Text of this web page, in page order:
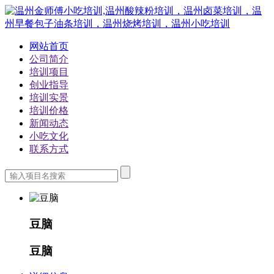
网站首页
公司简介
培训项目
创业指导
培训实景
培训价格
新闻动态
小吃文化
联系方式
豆脑
豆脑